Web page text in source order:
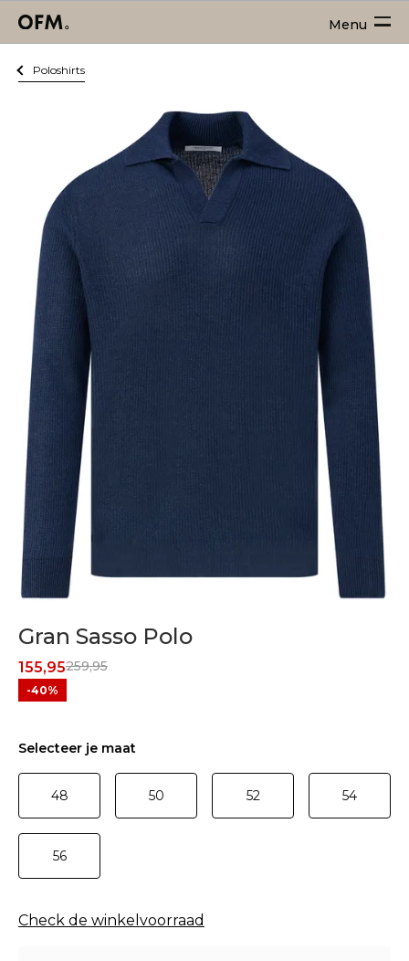
Menu
Poloshirts
Gran Sasso Polo
259,95
155,95
-40%
Selecteer je maat
48 50 52 54
56
Check de winkelvoorraad